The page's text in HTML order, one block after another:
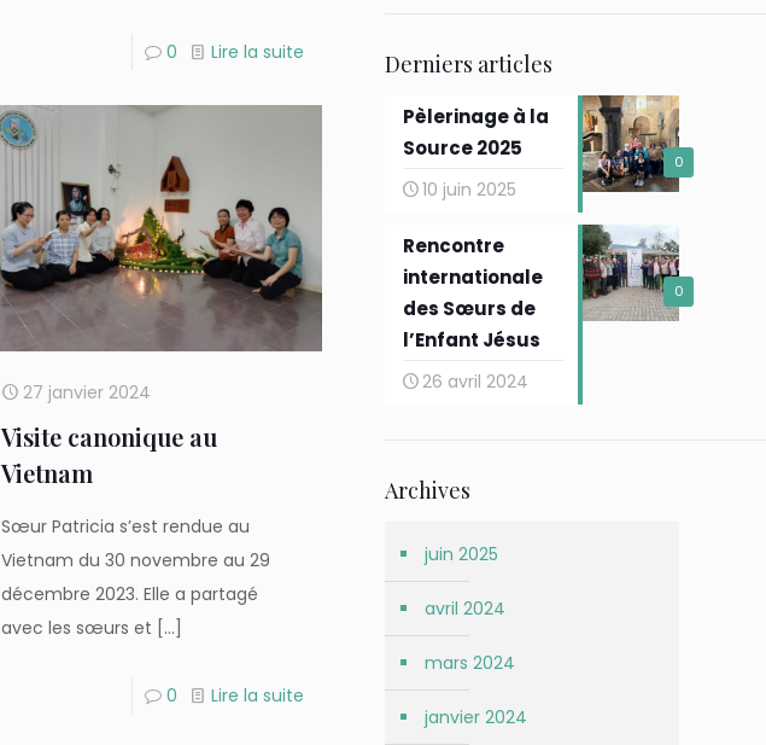
0 Lire la suite
27 janvier 2024
Visite canonique au
Vietnam
Sœur Patricia s’est rendue au
Vietnam du 30 novembre au 29
décembre 2023. Elle a partagé
avec les sœurs et […]
0 Lire la suite
Derniers articles
0
Pèlerinage à la
Source 2025
10 juin 2025
0
Rencontre
internationale
des Sœurs de
l’Enfant Jésus
26 avril 2024
Archives
juin 2025
avril 2024
mars 2024
janvier 2024